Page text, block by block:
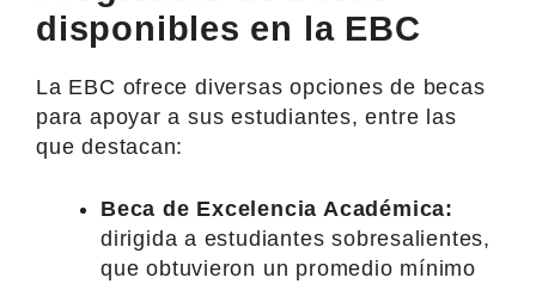
disponibles en la EBC
La EBC ofrece diversas opciones de becas
para apoyar a sus estudiantes, entre las
que destacan:
Beca de Excelencia Académica:
dirigida a estudiantes sobresalientes,
que obtuvieron un promedio mínimo